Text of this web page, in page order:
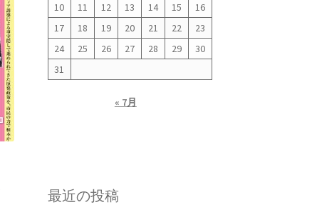
10
11 12 13 14 15
16
17
18 19 20 21 22
23
24
25 26 27 28 29
30
31
« 7月
最近の投稿